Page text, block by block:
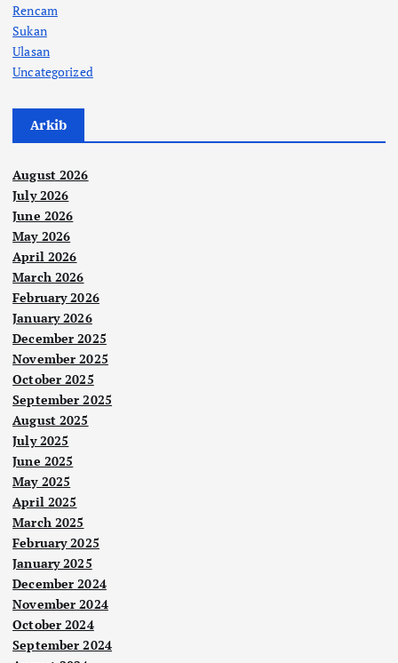
Rencam
Sukan
Ulasan
Uncategorized
Arkib
August 2026
July 2026
June 2026
May 2026
April 2026
March 2026
February 2026
January 2026
December 2025
November 2025
October 2025
September 2025
August 2025
July 2025
June 2025
May 2025
April 2025
March 2025
February 2025
January 2025
December 2024
November 2024
October 2024
September 2024